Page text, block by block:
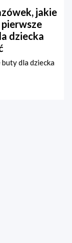
jakie
dziecka
buty dla dziecka